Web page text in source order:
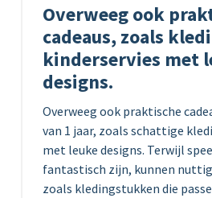
Overweeg ook
cadeaus, zoals
kinderservies met
designs.
Overweeg ook praktische
van 1 jaar, zoals schattige
met leuke designs. Terwijl
fantastisch zijn, kunnen
zoals kledingstukken die